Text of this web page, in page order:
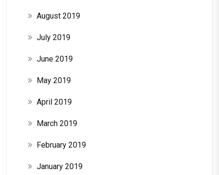
August 2019
July 2019
June 2019
May 2019
April 2019
March 2019
February 2019
January 2019